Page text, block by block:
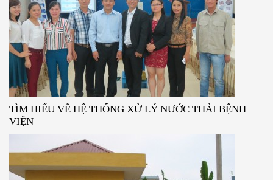
TÌM HIỂU VỀ HỆ THỐNG XỬ LÝ NƯỚC THẢI BỆNH
VIỆN